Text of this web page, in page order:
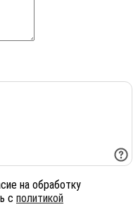
на обработку
с политикой